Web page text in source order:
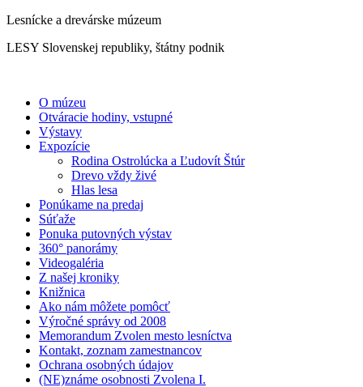
Lesnícke a drevárske múzeum
LESY Slovenskej republiky, štátny podnik
O múzeu
Otváracie hodiny, vstupné
Výstavy
Expozície
Rodina Ostrolúcka a Ľudovít Štúr
Drevo vždy živé
Hlas lesa
Ponúkame na predaj
Súťaže
Ponuka putovných výstav
360° panorámy
Videogaléria
Z našej kroniky
Knižnica
Ako nám môžete pomôcť
Výročné správy od 2008
Memorandum Zvolen mesto lesníctva
Kontakt, zoznam zamestnancov
Ochrana osobných údajov
(NE)známe osobnosti Zvolena I.